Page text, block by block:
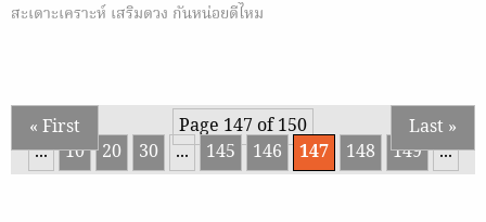
สะเดาะเคราะห์ เสริมดวง กันหน่อยดีไหม
Page 147 of 150
« First
...
10 20 30 ... 145 146 147 148 149 ...
Last »